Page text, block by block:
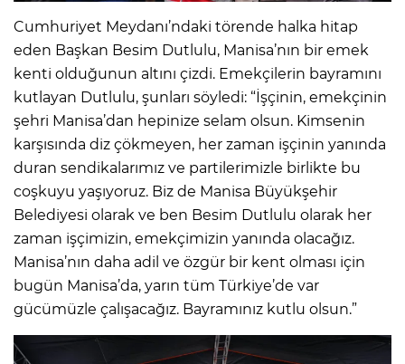
Cumhuriyet Meydanı’ndaki törende halka hitap
eden Başkan Besim Dutlulu, Manisa’nın bir emek
kenti olduğunun altını çizdi. Emekçilerin bayramını
kutlayan Dutlulu, şunları söyledi: “İşçinin, emekçinin
şehri Manisa’dan hepinize selam olsun. Kimsenin
karşısında diz çökmeyen, her zaman işçinin yanında
duran sendikalarımız ve partilerimizle birlikte bu
coşkuyu yaşıyoruz. Biz de Manisa Büyükşehir
Belediyesi olarak ve ben Besim Dutlulu olarak her
zaman işçimizin, emekçimizin yanında olacağız.
Manisa’nın daha adil ve özgür bir kent olması için
bugün Manisa’da, yarın tüm Türkiye’de var
gücümüzle çalışacağız. Bayramınız kutlu olsun.”